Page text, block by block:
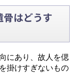
骨はどうす
にあり、故人を偲
掛けすぎないもの